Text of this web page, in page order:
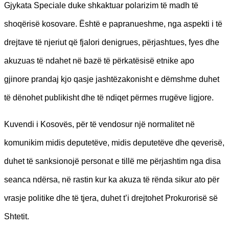
Gjykata Speciale duke shkaktuar polarizim të madh të
shoqërisë kosovare. Është e papranueshme, nga aspekti i të
drejtave të njeriut që fjalori denigrues, përjashtues, fyes dhe
akuzuas të ndahet në bazë të përkatësisë etnike apo
gjinore prandaj kjo qasje jashtëzakonisht e dëmshme duhet
të dënohet publikisht dhe të ndiqet përmes rrugëve ligjore.
Kuvendi i Kosovës, për të vendosur një normalitet në
komunikim midis deputetëve, midis deputetëve dhe qeverisë,
duhet të sanksionojë personat e tillë me përjashtim nga disa
seanca ndërsa, në rastin kur ka akuza të rënda sikur ato për
vrasje politike dhe të tjera, duhet t’i drejtohet Prokurorisë së
Shtetit.